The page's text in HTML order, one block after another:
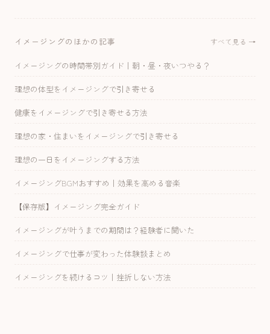
イメージングのほかの記事 すべて見る →
イメージングの時間帯別ガイド｜朝・昼・夜いつやる？
理想の体型をイメージングで引き寄せる
健康をイメージングで引き寄せる方法
理想の家・住まいをイメージングで引き寄せる
理想の一日をイメージングする方法
イメージングBGMおすすめ｜効果を高める音楽
【保存版】イメージング完全ガイド
イメージングが叶うまでの期間は？経験者に聞いた
イメージングで仕事が変わった体験談まとめ
イメージングを続けるコツ｜挫折しない方法